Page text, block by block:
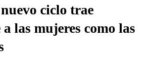
ciclo trae
las mujeres como las